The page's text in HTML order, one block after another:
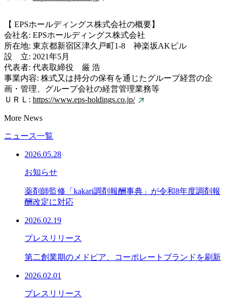
【 EPSホールディングス株式会社の概要】
会社名: EPSホールディングス株式会社
所在地: 東京都新宿区津久戸町1-8 神楽坂AKビル
設 立: 2021年5月
代表者: 代表取締役 厳 浩
事業内容: 株式又は持分の保有を通じたグループ経営の企
画・管理、グループ会社の経営管理業務等
ＵＲＬ: https://www.eps-holdings.co.jp/
More News
ニュース一覧
2026.05.28
お知らせ
薬剤師監修「kakari調剤報酬事典」が令和8年度調剤報
酬改定に対応
2026.02.19
プレスリリース
第二創業期のメドピア、コーポレートブランドを刷新
2026.02.01
プレスリリース